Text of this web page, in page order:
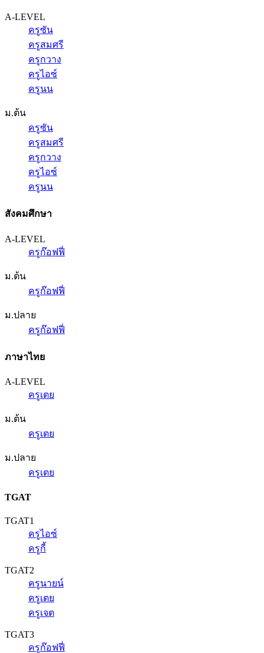
A-LEVEL
ครูซัน
ครูสมศรี
ครูกวาง
ครูไอซ์
ครูนน
ม.ต้น
ครูซัน
ครูสมศรี
ครูกวาง
ครูไอซ์
ครูนน
สังคมศึกษา
A-LEVEL
ครูก๊อฟฟี่
ม.ต้น
ครูก๊อฟฟี่
ม.ปลาย
ครูก๊อฟฟี่
ภาษาไทย
A-LEVEL
ครูเตย
ม.ต้น
ครูเตย
ม.ปลาย
ครูเตย
TGAT
TGAT1
ครูไอซ์
ครูกี้
TGAT2
ครูนายน์
ครูเตย
ครูเจต
TGAT3
ครูก๊อฟฟี่